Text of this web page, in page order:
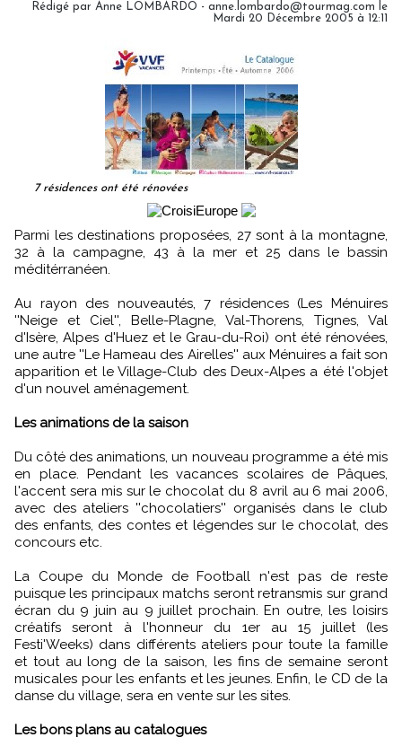
Rédigé par Anne LOMBARDO - anne.lombardo@tourmag.com le
Mardi 20 Décembre 2005 à 12:11
7 résidences ont été rénovées
Parmi les destinations proposées, 27 sont à la montagne,
32 à la campagne, 43 à la mer et 25 dans le bassin
méditérranéen.
Au rayon des nouveautés, 7 résidences (Les Ménuires
''Neige et Ciel'', Belle-Plagne, Val-Thorens, Tignes, Val
d'Isère, Alpes d'Huez et le Grau-du-Roi) ont été rénovées,
une autre ''Le Hameau des Airelles'' aux Ménuires a fait son
apparition et le Village-Club des Deux-Alpes a été l'objet
d'un nouvel aménagement.
Les animations de la saison
Du côté des animations, un nouveau programme a été mis
en place. Pendant les vacances scolaires de Pâques,
l'accent sera mis sur le chocolat du 8 avril au 6 mai 2006,
avec des ateliers ''chocolatiers'' organisés dans le club
des enfants, des contes et légendes sur le chocolat, des
concours etc.
La Coupe du Monde de Football n'est pas de reste
puisque les principaux matchs seront retransmis sur grand
écran du 9 juin au 9 juillet prochain. En outre, les loisirs
créatifs seront à l'honneur du 1er au 15 juillet (les
Festi'Weeks) dans différents ateliers pour toute la famille
et tout au long de la saison, les fins de semaine seront
musicales pour les enfants et les jeunes. Enfin, le CD de la
danse du village, sera en vente sur les sites.
Les bons plans au catalogues